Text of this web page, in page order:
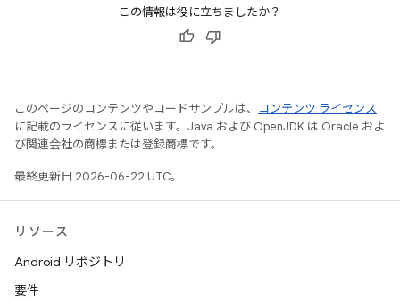
この情報は役に立ちましたか？
このページのコンテンツやコードサンプルは、
コンテンツ ライセンス
に記載のライセンスに従います。Java および OpenJDK は Oracle およ
び関連会社の商標または登録商標です。
最終更新日 2026-06-22 UTC。
リソース
Android リポジトリ
要件